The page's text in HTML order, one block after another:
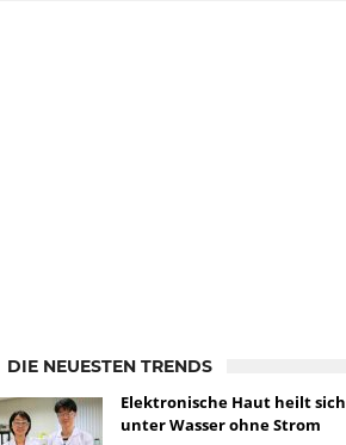
DIE NEUESTEN TRENDS
Elektronische Haut heilt sich
unter Wasser ohne Strom